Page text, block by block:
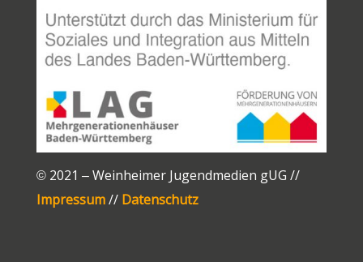
© 2021 – Weinheimer Jugendmedien gUG //
Impressum// Datenschutz